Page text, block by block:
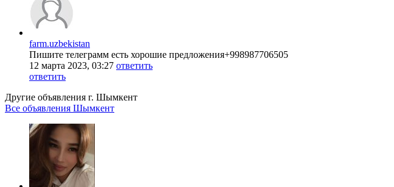
farm.uzbekistan
Пишите телеграмм есть хорошие предложения+998987706505
12 марта 2023, 03:27 ответить
ответить
Другие объявления г. Шымкент
Все объявления Шымкент